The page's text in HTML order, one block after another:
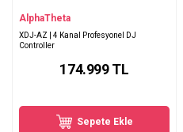
AlphaTheta
XDJ-AZ | 4 Kanal Profesyonel DJ
Controller
174.999TL
Sepete Ekle